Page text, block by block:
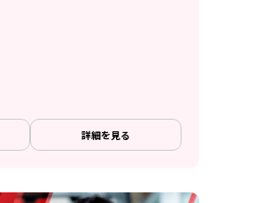
詳細を見る